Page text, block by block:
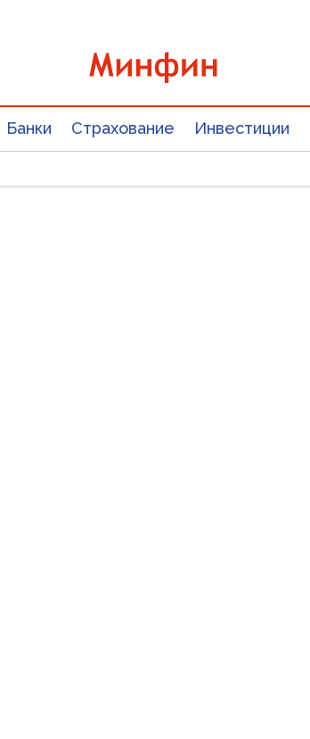
Банки Страхование Инвестиции